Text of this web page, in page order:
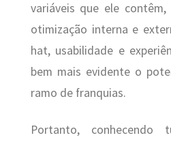
variáveis que ele
otimização interna e
hat, usabilidade e
bem mais evidente o
ramo de franquias.
Portanto,